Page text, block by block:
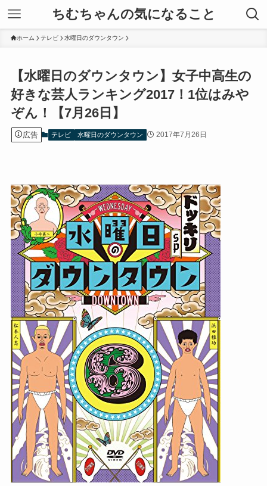
ちむちゃんの気になること
ホーム テレビ 水曜日のダウンタウン
【水曜日のダウンタウン】女子中高生の
好きな芸人ランキング2017！1位はみや
ぞん！【7月26日】
広告 テレビ 水曜日のダウンタウン 2017年7月26日